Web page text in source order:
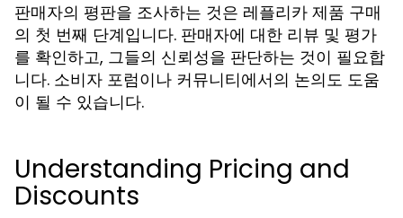
판매자의 평판을 조사하는 것은 레플리카 제품 구매
의 첫 번째 단계입니다. 판매자에 대한 리뷰 및 평가
를 확인하고, 그들의 신뢰성을 판단하는 것이 필요합
니다. 소비자 포럼이나 커뮤니티에서의 논의도 도움
이 될 수 있습니다.
Understanding Pricing and
Discounts